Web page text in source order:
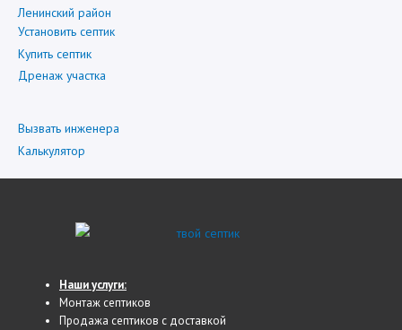
Ленинский район
Установить септик
Купить септик
Дренаж участка
Вызвать инженера
Калькулятор
Наши услуги:
Монтаж септиков
Продажа септиков с доставкой